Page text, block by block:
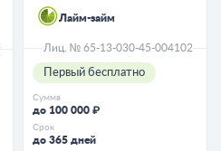
Лайм-займ
Лиц. № 65-13-030-45-004102
Первый бесплатно
Сумма
до 100 000 ₽
Срок
до 365 дней